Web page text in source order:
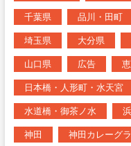
千葉県 品川・田町
埼玉県 大分県
山口県 広告
日本橋・人形町・水天宮
水道橋・御茶ノ水
神田 神田カレーグ